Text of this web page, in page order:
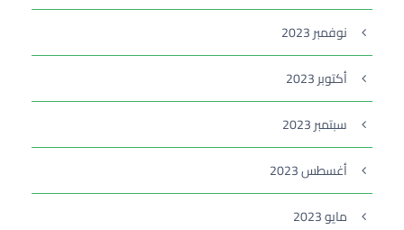
نوفمبر 2023
أكتوبر 2023
سبتمبر 2023
أغسطس 2023
مايو 2023